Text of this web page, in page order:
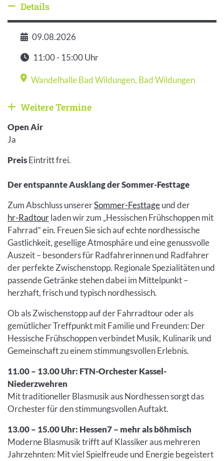
Details ausblenden
Details
Datum
09.08.2026
Zeit
11:00 - 15:00 Uhr
Veranstaltungsort
Wandelhalle Bad Wildungen, Bad Wildungen
Weitere Veranstaltungen anzeigen
Weitere Termine
Open Air
Ja
PreisEintritt frei.
Der entspannte Ausklang der Sommer-Festtage
Zum Abschluss unsererSommer-Festtageund der
hr-Radtourladen wir zum „Hessischen Frühschoppen mit
Fahrrad“ ein. Freuen Sie sich auf echte nordhessische
Gastlichkeit, gesellige Atmosphäre und eine genussvolle
Auszeit – besonders für Radfahrerinnen und Radfahrer
der perfekte Zwischenstopp. Regionale Spezialitäten und
passende Getränke stehen dabei im Mittelpunkt –
herzhaft, frisch und typisch nordhessisch.
Ob als Zwischenstopp auf der Fahrradtour oder als
gemütlicher Treffpunkt mit Familie und Freunden: Der
Hessische Frühschoppen verbindet Musik, Kulinarik und
Gemeinschaft zu einem stimmungsvollen Erlebnis.
11.00 – 13.00 Uhr: FTN-Orchester Kassel-
Niederzwehren
Mit traditioneller Blasmusik aus Nordhessen sorgt das
Orchester für den stimmungsvollen Auftakt.
13.00 – 15.00 Uhr: Hessen7 – mehr als böhmisch
Moderne Blasmusik trifft auf Klassiker aus mehreren
Jahrzehnten: Mit viel Spielfreude und Energie begeistert